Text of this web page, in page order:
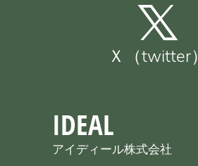
Ｘ（twitter）
IDEAL
アイディール株式会社